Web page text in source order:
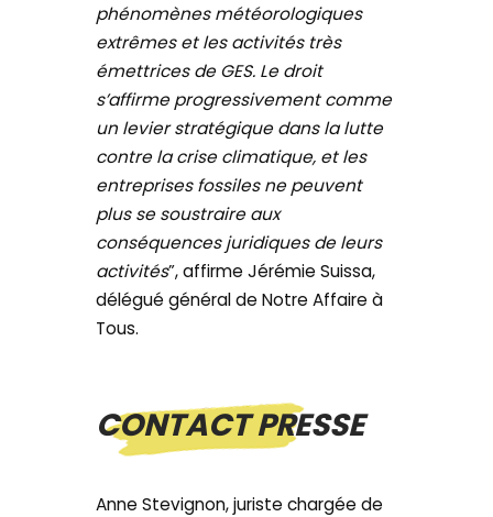
phénomènes météorologiques
extrêmes et les activités très
émettrices de GES. Le droit
s’affirme progressivement comme
un levier stratégique dans la lutte
contre la crise climatique, et les
entreprises fossiles ne peuvent
plus se soustraire aux
conséquences juridiques de leurs
activités”, affirme Jérémie Suissa,
délégué général de Notre Affaire à
Tous.
CONTACT PRESSE
Anne Stevignon, juriste chargée de